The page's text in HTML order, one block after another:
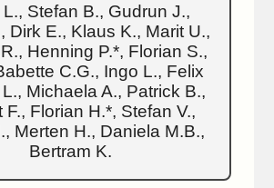
Stefan B., Gudrun J.,
Dirk E., Klaus K., Marit U.,
Henning P.*, Florian S.,
C.G., Ingo L., Felix
Michaela A., Patrick B.,
F., Florian H.*, Stefan V.,
Merten H., Daniela M.B.,
Bertram K.